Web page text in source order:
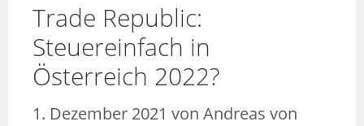
Trade Republic:
Steuereinfach in
Österreich 2022?
1. Dezember 2021 von Andreas von